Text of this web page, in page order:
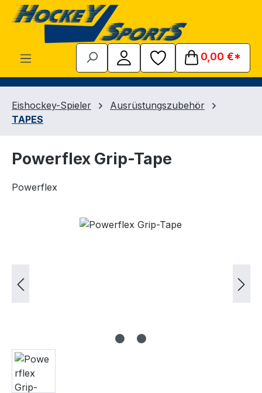
Zum Hauptinhalt springen
0,00 €*
Eishockey-Spieler
Ausrüstungszubehör
TAPES
Powerflex Grip-Tape
Powerflex
Bildergalerie überspringen